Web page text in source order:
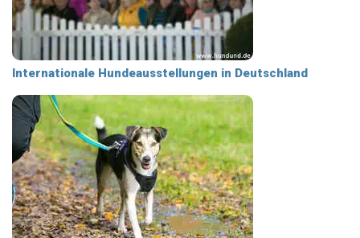
Internationale Hundeausstellungen in Deutschland